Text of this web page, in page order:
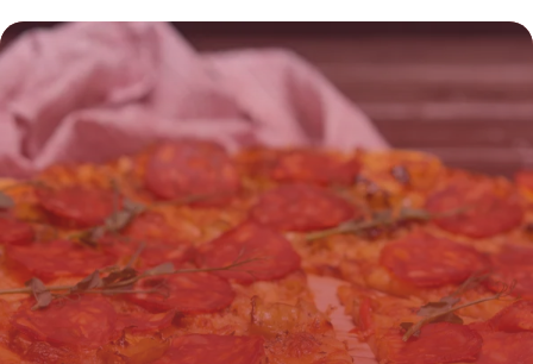
fraîches ?
16 juillet 2026